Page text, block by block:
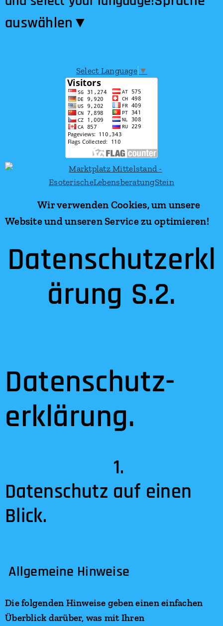
auswählen​▼
Select Language ▼
Wir verwenden Cookies, um unsere
Website und unseren Service zu optimieren!
Datenschutzerkl
ärung S.2.
Datenschutz­
erklärung.
1.
Datenschutz auf einen
Blick.
Allgemeine Hinweise
Die folgenden Hinweise geben einen einfachen
Überblick darüber, was mit Ihren